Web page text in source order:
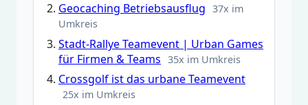
Geocaching Betriebsausflug 37x im
Umkreis
Stadt-Rallye Teamevent | Urban Games
für Firmen & Teams 35x im Umkreis
Crossgolf ist das urbane Teamevent
25x im Umkreis